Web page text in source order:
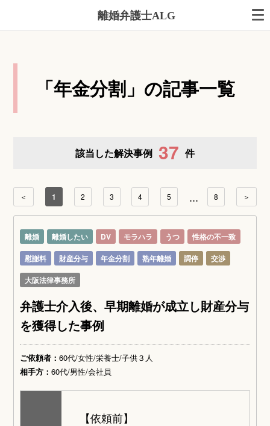
離婚弁護士ALG
「年金分割」の記事一覧
該当した解決事例 37 件
＜ 1 2 3 4 5 ... 8 ＞
離婚 離婚したい DV モラハラ うつ
性格の不一致
慰謝料
財産分与 年金分割 熟年離婚 調停
交渉
大阪法律事務所
弁護士介入後、早期離婚が成立し財産分与
を獲得した事例
ご依頼者：60代/女性/栄養士/子供３人
相手方：60代/男性/会社員
【依頼前】